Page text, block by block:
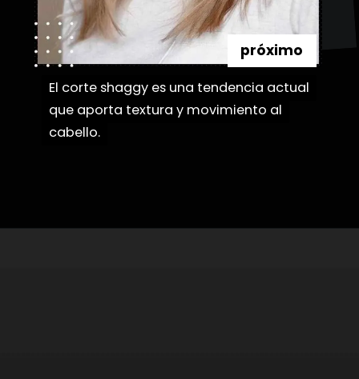
El corte shaggy es una tendencia actual
que aporta textura y movimiento al
cabello.
El corte shaggy es una tendencia actual
que aporta textura y movimiento al
cabello.
próximo